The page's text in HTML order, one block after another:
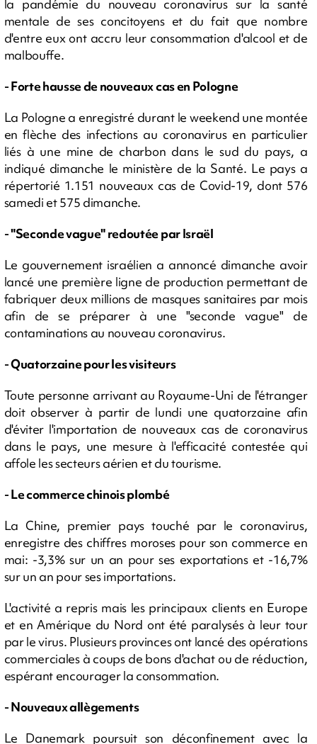
la pandémie du nouveau coronavirus sur la santé
mentale de ses concitoyens et du fait que nombre
d'entre eux ont accru leur consommation d'alcool et de
malbouffe.
- Forte hausse de nouveaux cas en Pologne
La Pologne a enregistré durant le weekend une montée
en flèche des infections au coronavirus en particulier
liés à une mine de charbon dans le sud du pays, a
indiqué dimanche le ministère de la Santé. Le pays a
répertorié 1.151 nouveaux cas de Covid-19, dont 576
samedi et 575 dimanche.
- "Seconde vague" redoutée par Israël
Le gouvernement israélien a annoncé dimanche avoir
lancé une première ligne de production permettant de
fabriquer deux millions de masques sanitaires par mois
afin de se préparer à une "seconde vague" de
contaminations au nouveau coronavirus.
- Quatorzaine pour les visiteurs
Toute personne arrivant au Royaume-Uni de l'étranger
doit observer à partir de lundi une quatorzaine afin
d'éviter l'importation de nouveaux cas de coronavirus
dans le pays, une mesure à l'efficacité contestée qui
affole les secteurs aérien et du tourisme.
- Le commerce chinois plombé
La Chine, premier pays touché par le coronavirus,
enregistre des chiffres moroses pour son commerce en
mai: -3,3% sur un an pour ses exportations et -16,7%
sur un an pour ses importations.
L'activité a repris mais les principaux clients en Europe
et en Amérique du Nord ont été paralysés à leur tour
par le virus. Plusieurs provinces ont lancé des opérations
commerciales à coups de bons d'achat ou de réduction,
espérant encourager la consommation.
- Nouveaux allègements
Le Danemark poursuit son déconfinement avec la